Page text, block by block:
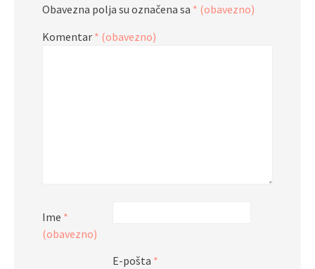
Obavezna polja su označena sa * (obavezno)
Komentar * (obavezno)
Ime *
(obavezno)
E-pošta *